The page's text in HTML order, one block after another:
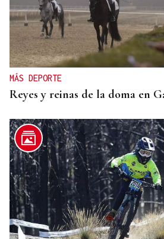
MÁS DEPORTE
Reyes y reinas de la doma en